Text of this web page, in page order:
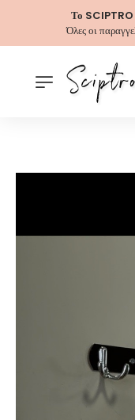
Το SCIPTRO
Όλες οι